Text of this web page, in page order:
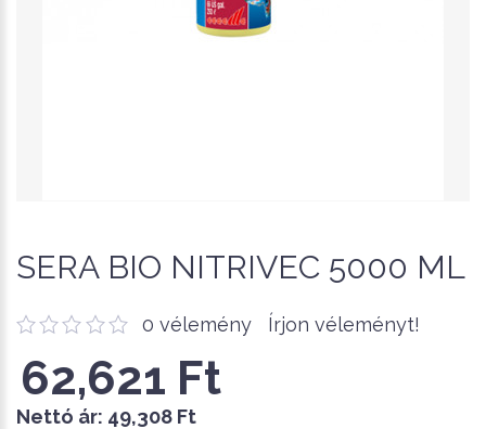
SERA BIO NITRIVEC 5000 ML
0 vélemény Írjon véleményt!
62,621 Ft
Nettó ár: 49,308 Ft